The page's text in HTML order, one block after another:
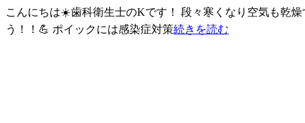
こんにちは☀️歯科衛生士のKです！ 段々寒くなり空気も乾
う！！💪 ポイックには感染症対策続きを読む